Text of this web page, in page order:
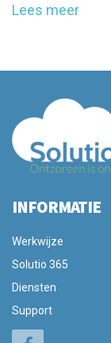
Lees meer
INFORMATIE
Werkwijze
Solutio 365
Diensten
Support